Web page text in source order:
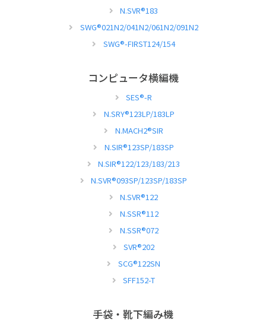
N.SVR®183
SWG®021N2/041N2/061N2/091N2
SWG®-FIRST124/154
コンピュータ横編機
SES®-R
N.SRY®123LP/183LP
N.MACH2®SIR
N.SIR®123SP/183SP
N.SIR®122/123/183/213
N.SVR®093SP/123SP/183SP
N.SVR®122
N.SSR®112
N.SSR®072
SVR®202
SCG®122SN
SFF152-T
手袋・靴下編み機